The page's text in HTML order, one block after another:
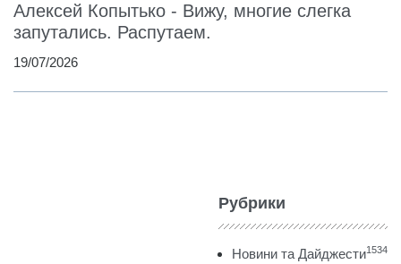
Алексей Копытько - Вижу, многие слегка
запутались. Распутаем.
19/07/2026
Рубрики
Новини та Дайджести1534